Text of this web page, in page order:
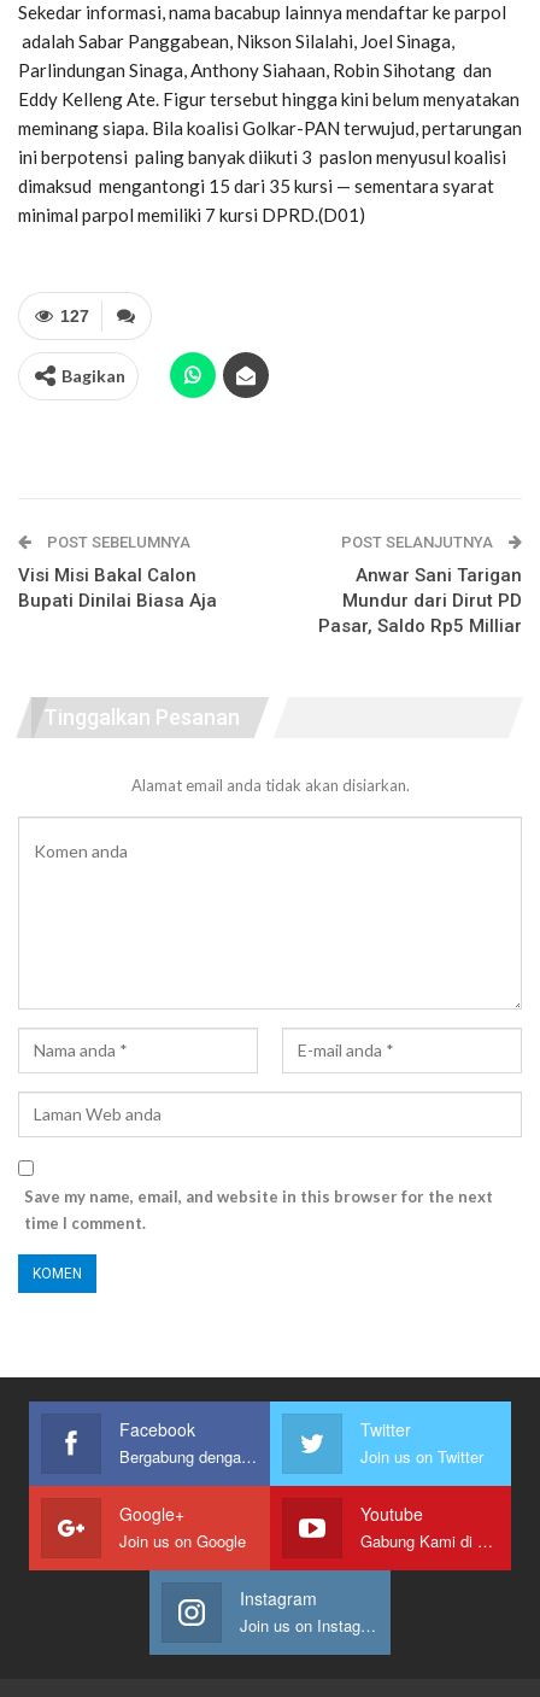
Sekedar informasi, nama bacabup lainnya mendaftar ke parpol
adalah Sabar Panggabean, Nikson Silalahi, Joel Sinaga,
Parlindungan Sinaga, Anthony Siahaan, Robin Sihotang dan
Eddy Kelleng Ate. Figur tersebut hingga kini belum menyatakan
meminang siapa. Bila koalisi Golkar-PAN terwujud, pertarungan
ini berpotensi paling banyak diikuti 3 paslon menyusul koalisi
dimaksud mengantongi 15 dari 35 kursi — sementara syarat
minimal parpol memiliki 7 kursi DPRD.(D01)
127
Bagikan
POST SEBELUMNYA
Visi Misi Bakal Calon
Bupati Dinilai Biasa Aja
POST SELANJUTNYA
Anwar Sani Tarigan
Mundur dari Dirut PD
Pasar, Saldo Rp5 Milliar
Tinggalkan Pesanan
Alamat email anda tidak akan disiarkan.
Save my name, email, and website in this browser for the next
time I comment.
Facebook
Bergabung dengan kami
Twitter
Join us on Twitter
Google+
Join us on Google
Youtube
Gabung Kami di Youtube
Instagram
Join us on Instagram